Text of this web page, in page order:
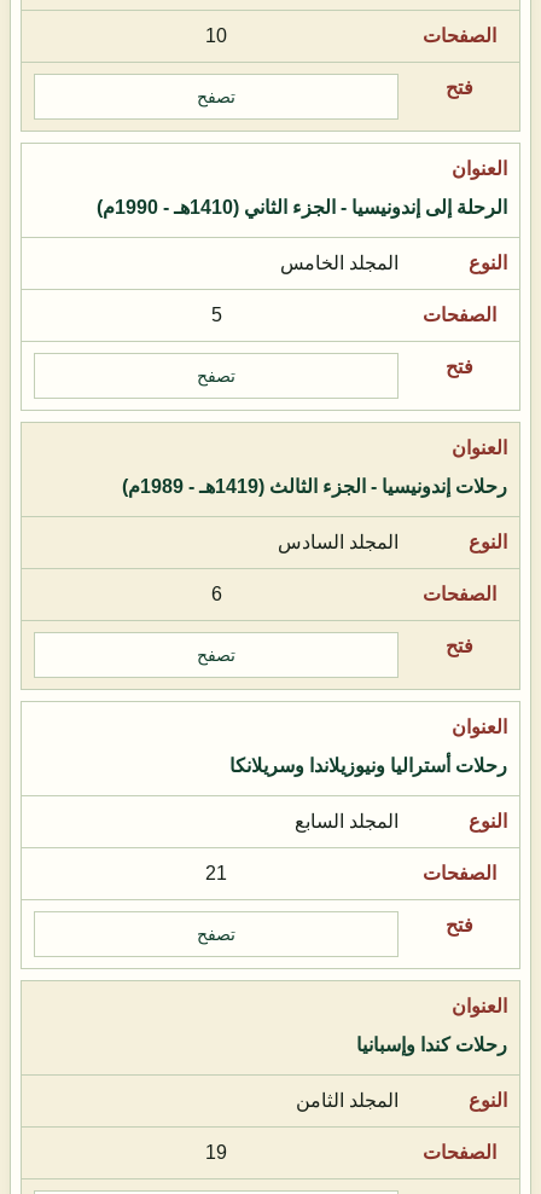
10
تصفح
الرحلة إلى إندونيسيا - الجزء الثاني (1410هـ - 1990م)
المجلد الخامس
5
تصفح
رحلات إندونيسيا - الجزء الثالث (1419هـ - 1989م)
المجلد السادس
6
تصفح
رحلات أستراليا ونيوزيلاندا وسريلانكا
المجلد السابع
21
تصفح
رحلات كندا وإسبانيا
المجلد الثامن
19